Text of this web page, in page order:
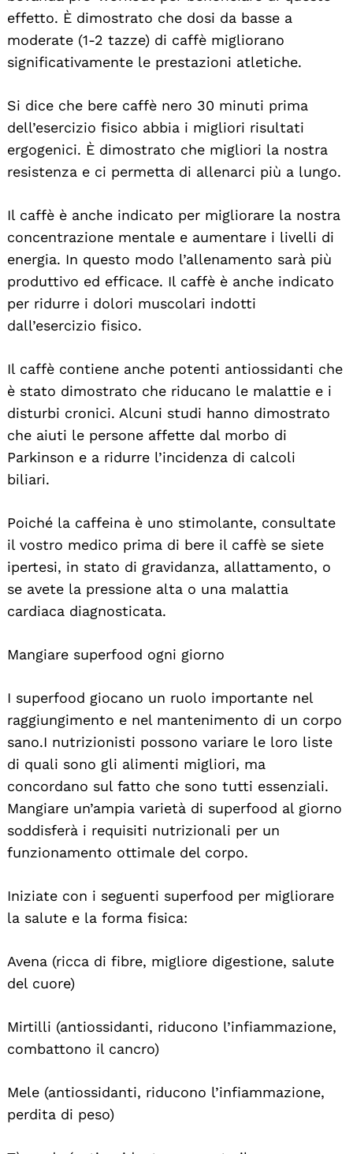
effetto. È dimostrato che dosi da basse a
moderate (1-2 tazze) di caffè migliorano
significativamente le prestazioni atletiche.
Si dice che bere caffè nero 30 minuti prima
dell’esercizio fisico abbia i migliori risultati
ergogenici. È dimostrato che migliori la nostra
resistenza e ci permetta di allenarci più a lungo.
Il caffè è anche indicato per migliorare la nostra
concentrazione mentale e aumentare i livelli di
energia. In questo modo l’allenamento sarà più
produttivo ed efficace. Il caffè è anche indicato
per ridurre i dolori muscolari indotti
dall’esercizio fisico.
Il caffè contiene anche potenti antiossidanti che
è stato dimostrato che riducano le malattie e i
disturbi cronici. Alcuni studi hanno dimostrato
che aiuti le persone affette dal morbo di
Parkinson e a ridurre l’incidenza di calcoli
biliari.
Poiché la caffeina è uno stimolante, consultate
il vostro medico prima di bere il caffè se siete
ipertesi, in stato di gravidanza, allattamento, o
se avete la pressione alta o una malattia
cardiaca diagnosticata.
Mangiare superfood ogni giorno
I superfood giocano un ruolo importante nel
raggiungimento e nel mantenimento di un corpo
sano. I nutrizionisti possono variare le loro liste
di quali sono gli alimenti migliori, ma
concordano sul fatto che sono tutti essenziali.
Mangiare un’ampia varietà di superfood al giorno
soddisferà i requisiti nutrizionali per un
funzionamento ottimale del corpo.
Iniziate con i seguenti superfood per migliorare
la salute e la forma fisica:
Avena (ricca di fibre, migliore digestione, salute
del cuore)
Mirtilli (antiossidanti, riducono l’infiammazione,
combattono il cancro)
Mele (antiossidanti, riducono l’infiammazione,
perdita di peso)